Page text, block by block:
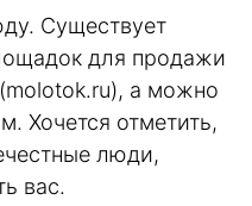
Существует
для продажи
а можно
Хочется отметить,
люди,
вас.